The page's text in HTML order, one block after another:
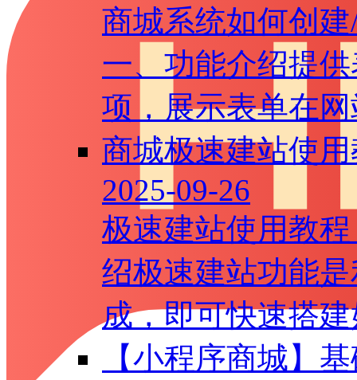
商城系统如何创
一、功能介绍提
项，展示表单在
商城极速建站使
2025-09-26
极速建站使用教
绍极速建站功能
成，即可快速搭
【小程序商城】